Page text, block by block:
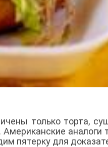
только торта,
аналоги
пятерку для